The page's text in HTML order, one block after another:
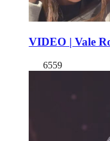
VIDEO | Vale
6559